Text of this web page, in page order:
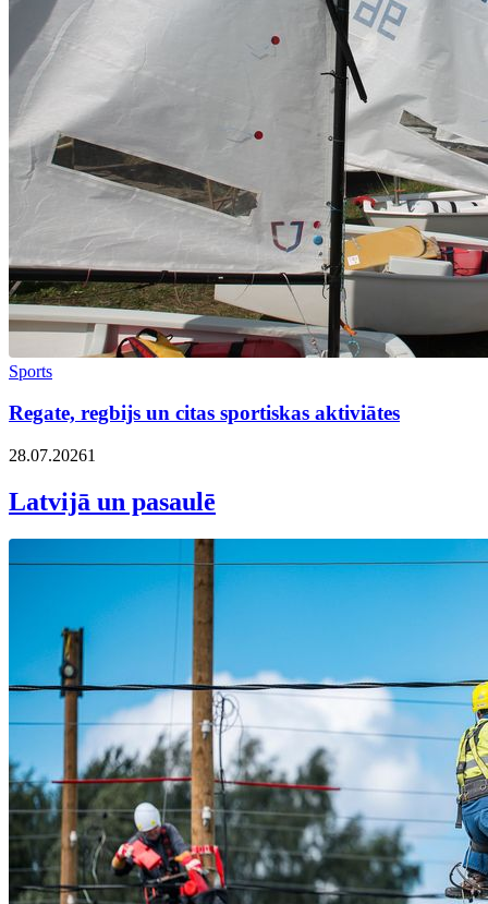
Sports
Regate, regbijs un citas sportiskas aktiviātes
28.07.20261
Latvijā un pasaulē